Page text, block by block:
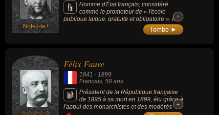
Notez-le !
Homme d'État français, considéré
comme le promoteur de « l'école
publique laïque, gratuite et obligatoire », il a
été considéré, plusieurs décennies après sa
mort, comme l'un des pères fondateurs de
l'impulsion de Louis-Joseph Charlier).
+
+
Tombe ►
Félix Faure
1841 - 1899
Francais, 58 ans
Président de la République française
de 1895 à sa mort en 1899, élu grâce à
l'appui des monarchistes et des modérés
+
+